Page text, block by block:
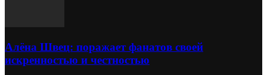
Алёна Швец: поражает фанатов своей
искренностью и честностью